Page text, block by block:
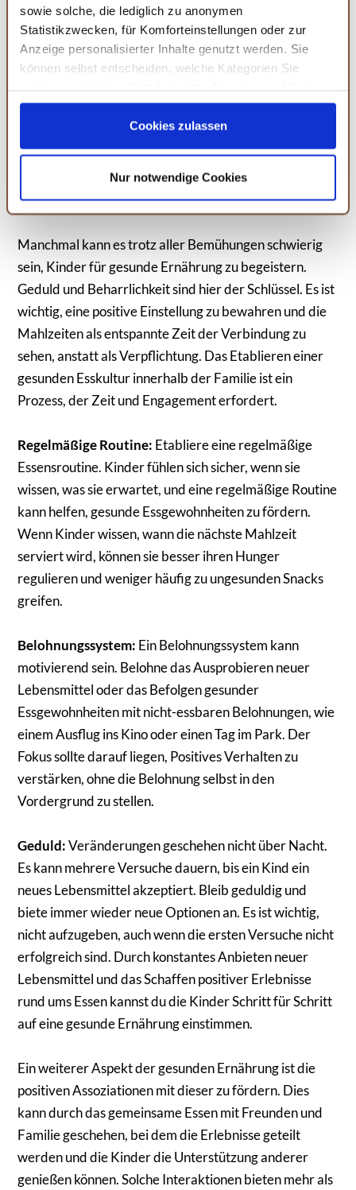
sowie solche, die lediglich zu anonymen
Statistikzwecken, für Komforteinstellungen oder zur
Anzeige personalisierter Inhalte genutzt werden. Sie
können selbst entscheiden, welche Kategorien Sie
Ihrer Einstellungen womöglich nicht mehr alle
Serviceleistungen auf der Seite zur Verfügung stehen.
Sie können Ihre Einwilligung selbstverständlich jederzeit
und diese abändern. Die Rechtmäßigkeit der aufgrund
der Einwilligung bis zum Widerruf erfolgten Verarbeitung
Sie in unserenDatenschutzhinweisen.
Cookies zulassen
Nur notwendige Cookies
So ernähren wir uns richtig - Das Einmaleins
des Essens
Ein Sachbuch, das Kindern ab 9 Jahren die Grundlagen
nachhaltige ernährungskonzepte
MEHR DETAILS
Manchmal kann es trotz aller Bemühungen schwierig
sein, Kinder für gesunde Ernährung zu begeistern.
Geduld und Beharrlichkeit sind hier der Schlüssel. Es ist
wichtig, eine positive Einstellung zu bewahren und die
Mahlzeiten als entspannte Zeit der Verbindung zu
sehen, anstatt als Verpflichtung. Das Etablieren einer
gesunden Esskultur innerhalb der Familie ist ein
Prozess, der Zeit und Engagement erfordert.
Regelmäßige Routine: Etabliere eine regelmäßige
Essensroutine. Kinder fühlen sich sicher, wenn sie
wissen, was sie erwartet, und eine regelmäßige Routine
kann helfen, gesunde Essgewohnheiten zu fördern.
Wenn Kinder wissen, wann die nächste Mahlzeit
serviert wird, können sie besser ihren Hunger
regulieren und weniger häufig zu ungesunden Snacks
greifen.
Belohnungssystem: Ein Belohnungssystem kann
motivierend sein. Belohne das Ausprobieren neuer
Lebensmittel oder das Befolgen gesunder
Essgewohnheiten mit nicht-essbaren Belohnungen, wie
einem Ausflug ins Kino oder einen Tag im Park. Der
Fokus sollte darauf liegen, Positives Verhalten zu
verstärken, ohne die Belohnung selbst in den
Vordergrund zu stellen.
Geduld:Veränderungen geschehen nicht über Nacht.
Es kann mehrere Versuche dauern, bis ein Kind ein
neues Lebensmittel akzeptiert. Bleib geduldig und
biete immer wieder neue Optionen an. Es ist wichtig,
nicht aufzugeben, auch wenn die ersten Versuche nicht
erfolgreich sind. Durch konstantes Anbieten neuer
Lebensmittel und das Schaffen positiver Erlebnisse
rund ums Essen kannst du die Kinder Schritt für Schritt
auf eine gesunde Ernährung einstimmen.
Ein weiterer Aspekt der gesunden Ernährung ist die
positiven Assoziationen mit dieser zu fördern. Dies
kann durch das gemeinsame Essen mit Freunden und
Familie geschehen, bei dem die Erlebnisse geteilt
werden und die Kinder die Unterstützung anderer
genießen können. Solche Interaktionen bieten mehr als